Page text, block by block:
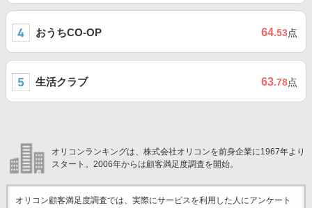
おうちCO-OP 64.53点
生活クラブ 63.78点
オリコンランキングは、株式会社オリコンを前身企業に1967年より
スタート。2006年からは顧客満足度調査を開始。
オリコン顧客満足度調査では、実際にサービスを利用した 人にアンケート